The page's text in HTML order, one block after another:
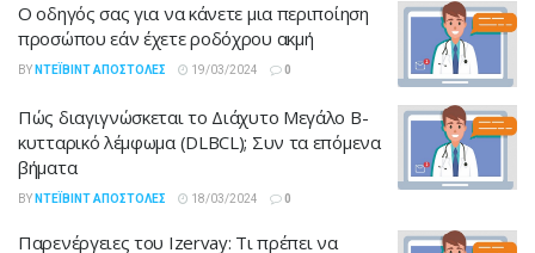
Ο οδηγός σας για να κάνετε μια περιποίηση
προσώπου εάν έχετε ροδόχρου ακμή
BY ΝΤΈΙΒΙΝΤ ΑΠΟΣΤΌΛΕΣ 19/03/2024 0
Πώς διαγιγνώσκεται το Διάχυτο Μεγάλο Β-
κυτταρικό λέμφωμα (DLBCL); Συν τα επόμενα
βήματα
BY ΝΤΈΙΒΙΝΤ ΑΠΟΣΤΌΛΕΣ 18/03/2024 0
Παρενέργειες του Izervay: Τι πρέπει να